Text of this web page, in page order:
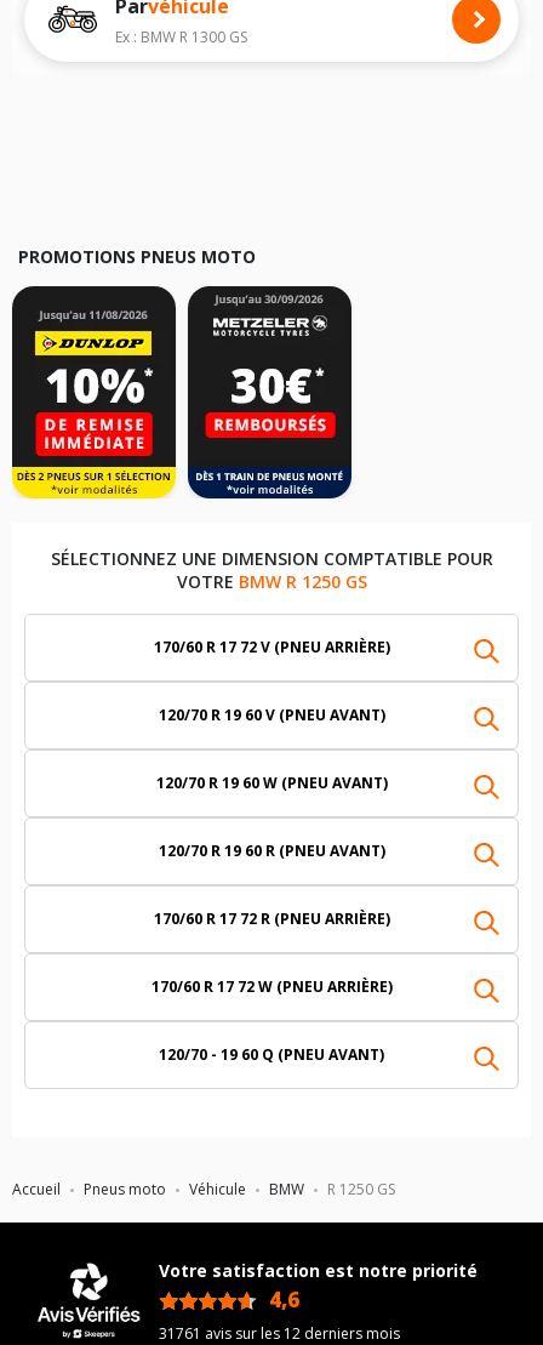
Accueil Pneus moto Véhicule BMW R 1250 GS
Nous recommandons de toujours monter des pneus moto avec les
dimensions homologuées par le constructeur.
Pour cela, veuillez sélectionner le modèle de votre motoBMW R 1250
Parvéhicule
Ex : BMW R 1300 GS
PROMOTIONS PNEUS MOTO
SÉLECTIONNEZ UNE DIMENSION COMPTATIBLE POUR
VOTRE BMW R 1250 GS
170/60 R 17 72 V (PNEU ARRIÈRE)
120/70 R 19 60 V (PNEU AVANT)
120/70 R 19 60 W (PNEU AVANT)
120/70 R 19 60 R (PNEU AVANT)
170/60 R 17 72 R (PNEU ARRIÈRE)
170/60 R 17 72 W (PNEU ARRIÈRE)
120/70 - 19 60 Q (PNEU AVANT)
Votre satisfaction est notre priorité
4,6
31761 avis sur les 12 derniers mois